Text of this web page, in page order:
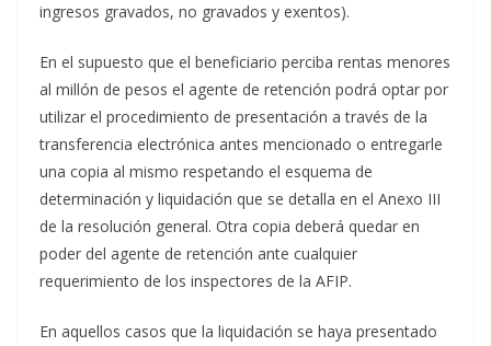
ingresos gravados, no gravados y exentos).
En el supuesto que el beneficiario perciba rentas menores
al millón de pesos el agente de retención podrá optar por
utilizar el procedimiento de presentación a través de la
transferencia electrónica antes mencionado o entregarle
una copia al mismo respetando el esquema de
determinación y liquidación que se detalla en el Anexo III
de la resolución general. Otra copia deberá quedar en
poder del agente de retención ante cualquier
requerimiento de los inspectores de la AFIP.
En aquellos casos que la liquidación se haya presentado